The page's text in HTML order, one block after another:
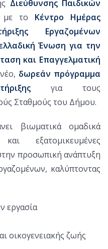
Διεύθυνσης Παιδικών
με το Κέντρο Ημέρας
Εργαζομένων
Ένωση για την
και Επαγγελματική
δωρεάν πρόγραμμα
για τους
Σταθμούς του Δήμου.
βιωματικά ομαδικά
εξατομικευμένες
προσωπική ανάπτυξη
καλύπτοντας
εργασία
οικογενειακής ζωής